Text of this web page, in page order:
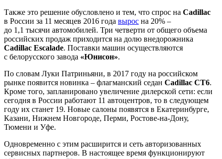
Также это решение обусловлено и тем, что спрос на Cadillac
в России за 11 месяцев 2016 года вырос на 20% –
до 1,1 тысячи автомобилей. Три четверти от общего объема
российских продаж приходится на долю внедорожника
Cadillac Escalade. Поставки машин осуществляются
с белорусского завода «Юнисон».
По словам Луки Патриньяни, в 2017 году на российском
рынке появится новинка – флагманский седан Cadillac CT6.
Кроме того, запланировано увеличение дилерской сети: если
сегодня в России работают 11 автоцентров, то в следующем
году их станет 19. Новые салоны появятся в Екатеринбурге,
Казани, Нижнем Новгороде, Перми, Ростове-на-Дону,
Тюмени и Уфе.
Одновременно с этим расширится и сеть авторизованных
сервисных партнеров. В настоящее время функционируют